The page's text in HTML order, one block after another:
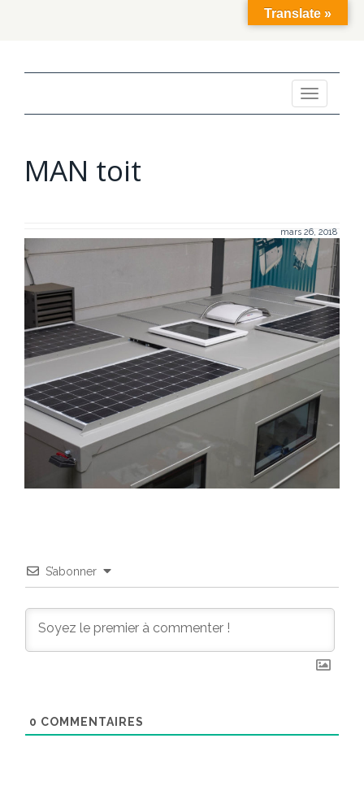
Toggle
navigation
MAN toit
mars 26, 2018
S’abonner
0 COMMENTAIRES
Translate »